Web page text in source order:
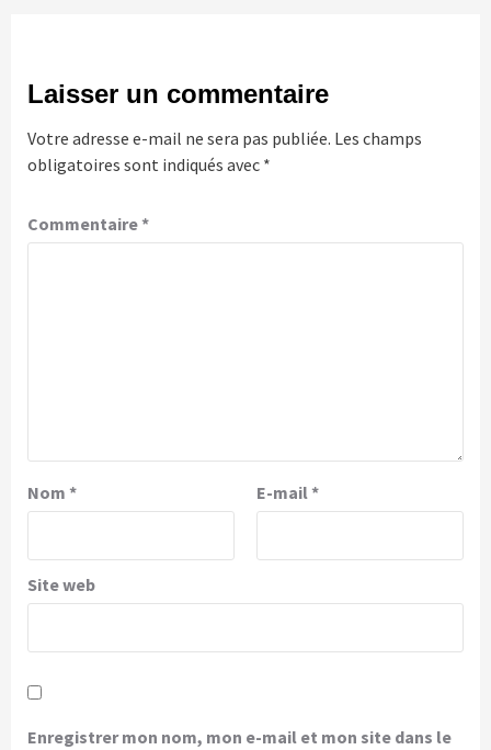
Laisser un commentaire
Votre adresse e-mail ne sera pas publiée. Les champs
obligatoires sont indiqués avec *
Commentaire*
Nom * E-mail*
Site web
Enregistrer mon nom, mon e-mail et mon site dans le